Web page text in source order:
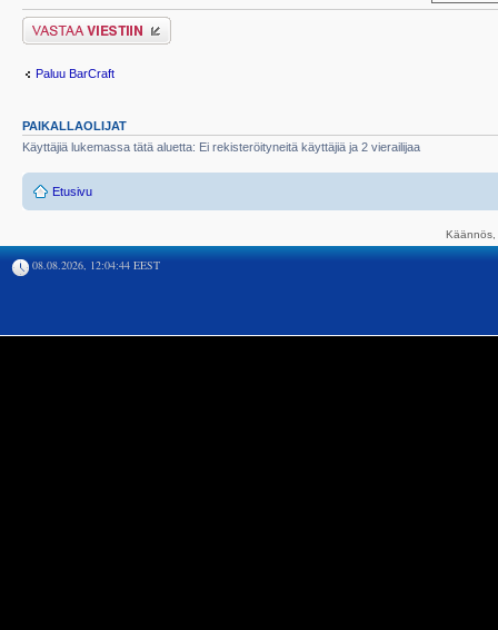
Lähetä vastaus
Paluu BarCraft
PAIKALLAOLIJAT
Käyttäjiä lukemassa tätä aluetta: Ei rekisteröityneitä käyttäjiä ja 2 vierailijaa
Etusivu
08.08.2026, 12:04:44 EEST